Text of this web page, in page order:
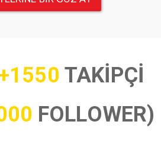
TAKİPÇİ
FOLLOWER)